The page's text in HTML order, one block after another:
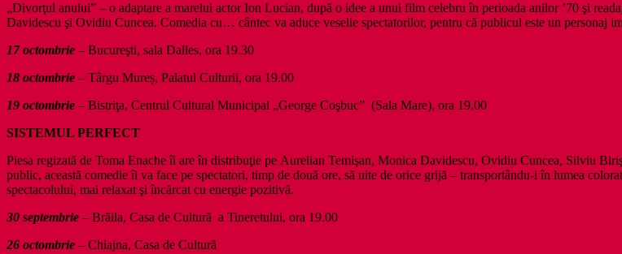
„Divorţul anului” – o adaptare a marelui actor Ion Lucian, după o idee a unui film celebru în perioada anilor ’70 şi
Davidescu şi Ovidiu Cuncea. Comedia cu… cântec va aduce veselie spectatorilor, pentru că publicul este un personaj
17 octombrie – Bucureşti, sala Dalles, ora 19.30
18 octombrie – Târgu Mureș, Palatul Culturii, ora 19.00
19 octombrie – Bistriţa, Centrul Cultural Municipal „George Coşbuc” (Sala Mare), ora 19.00
SISTEMUL PERFECT
Piesa regizată de Toma Enache îi are în distribuţie pe Aurelian Temişan, Monica Davidescu, Ovidiu Cuncea, Silviu
public, această comedie îi va face pe spectatori, timp de două ore, să uite de orice grijă – transportându-i în lumea
spectacolului, mai relaxat şi încărcat cu energie pozitivă.
30 septembrie – Brăila, Casa de Cultură a Tineretului, ora 19.00
26 octombrie – Chiajna, Casa de Cultură